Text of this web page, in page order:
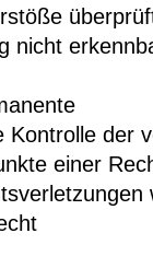
nicht
Kontrolle der
einer